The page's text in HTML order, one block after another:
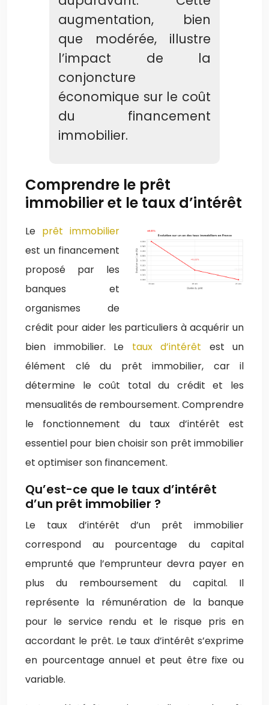
augmentation, bien
que modérée, illustre
l’impact de la
conjoncture
économique sur le coût
du financement
immobilier.
Comprendre le prêt
immobilier et le taux d’intérêt
Le prêt immobilier
est un financement
proposé par les
banques et
organismes de
crédit pour aider les particuliers à acquérir un
bien immobilier. Le taux d’intérêt est un
élément clé du prêt immobilier, car il
détermine le coût total du crédit et les
mensualités de remboursement. Comprendre
le fonctionnement du taux d’intérêt est
essentiel pour bien choisir son prêt immobilier
et optimiser son financement.
Qu’est-ce que le taux d’intérêt
d’un prêt immobilier ?
Le taux d’intérêt d’un prêt immobilier
correspond au pourcentage du capital
emprunté que l’emprunteur devra payer en
plus du remboursement du capital. Il
représente la rémunération de la banque
pour le service rendu et le risque pris en
accordant le prêt. Le taux d’intérêt s’exprime
en pourcentage annuel et peut être fixe ou
variable.